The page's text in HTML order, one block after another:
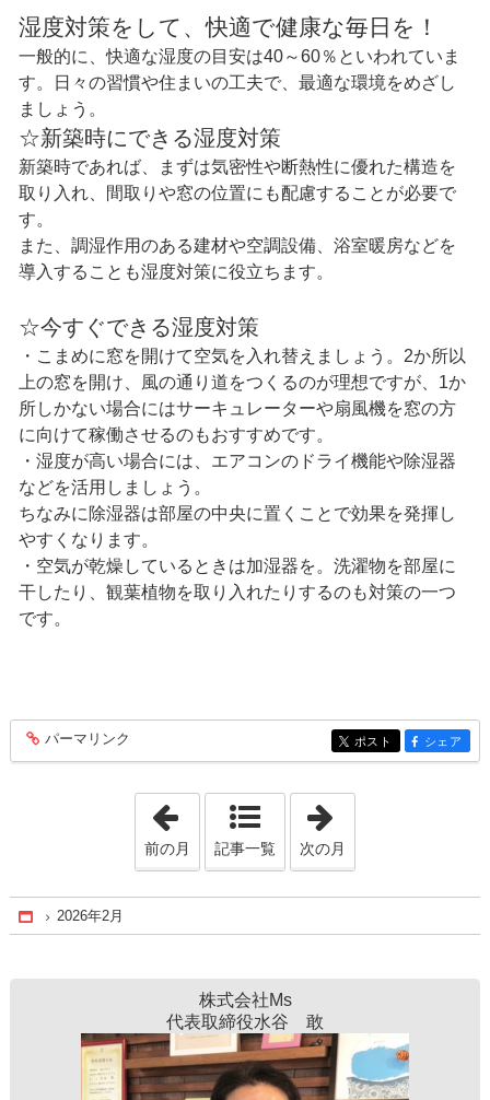
湿度対策をして、快適で健康な毎日を！
一般的に、快適な湿度の目安は40～60％といわれていま
す。日々の習慣や住まいの工夫で、最適な環境をめざし
ましょう。
☆新築時にできる湿度対策
新築時であれば、まずは気密性や断熱性に優れた構造を
取り入れ、間取りや窓の位置にも配慮することが必要で
す。
また、調湿作用のある建材や空調設備、浴室暖房などを
導入することも湿度対策に役立ちます。
☆今すぐできる湿度対策
・こまめに窓を開けて空気を入れ替えましょう。2か所以
上の窓を開け、風の通り道をつくるのが理想ですが、1か
所しかない場合にはサーキュレーターや扇風機を窓の方
に向けて稼働させるのもおすすめです。
・湿度が高い場合には、エアコンのドライ機能や除湿器
などを活用しましょう。
ちなみに除湿器は部屋の中央に置くことで効果を発揮し
やすくなります。
・空気が乾燥しているときは加湿器を。洗濯物を部屋に
干したり、観葉植物を取り入れたりするのも対策の一つ
です。
entry376
パーマリンク entry376
ポスト entry376
シェア
「2026年1月」
前の月 記事一覧 次の月
Home
2026年2月
株式会社Ms
代表取締役水谷 敢